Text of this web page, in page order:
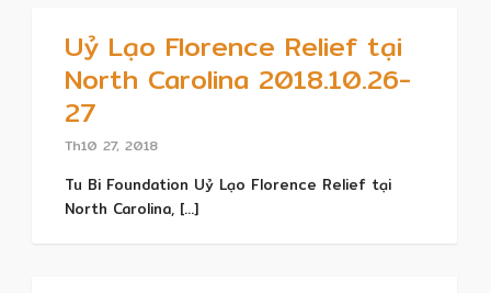
Uỷ Lạo Florence Relief tại
North Carolina 2018.10.26-
27
Th10 27, 2018
Tu Bi Foundation Uỷ Lạo Florence Relief tại
North Carolina, [...]